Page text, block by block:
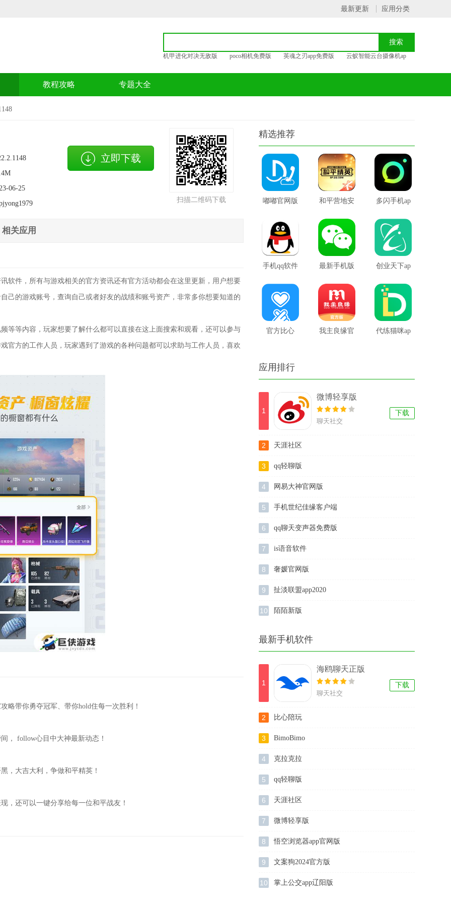
最新更新 应用分类
机甲进化对决无敌版 poco相机免费版 英魂之刃app免费版
云蚁智能云台摄像机ap
教程攻略 专题大全
06-25
扫描二维码下载
立即下载
相关应用
软件，所有与游戏相关的官方资讯还有官方活动都会在这里更新，用户想要
己的游戏账号，查询自己或者好友的战绩和账号资产，非常多你想要知道的
等等内容，玩家想要了解什么都可以直接在这上面搜索和观看，还可以参与
官方的工作人员，玩家遇到了游戏的各种问题都可以求助与工作人员，喜欢
带你勇夺冠军、带你hold住每一次胜利！
， follow心目中大神最新动态！
，大吉大利，争做和平精英！
还可以一键分享给每一位和平战友！
精选推荐
嘟嘟官网版 和平营地安
卓版官网版
多闪手机ap
p
手机qq软件 最新手机版
微信
创业天下ap
p
官方比心 我主良缘官 代练猫咪ap
应用排行
1
微博轻享版
聊天社交
下载
2 天涯社区
3 qq轻聊版
4 网易大神官网版
5 手机世纪佳缘客户端
6 qq聊天变声器免费版
7 is语音软件
8 奢媛官网版
9 扯淡联盟app2020
10 陌陌新版
最新手机软件
1
海鸥聊天正版
聊天社交
下载
2 比心陪玩
3 BimoBimo
4 克拉克拉
5 qq轻聊版
6 天涯社区
7 微博轻享版
8 悟空浏览器app官网版
9 文案狗2024官方版
10 掌上公交app辽阳版